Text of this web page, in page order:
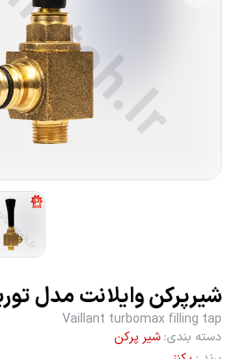
شیرپرکن وایلانت مدل
Vaillant turbomax filling tap
دسته بندی: شیر پرکن